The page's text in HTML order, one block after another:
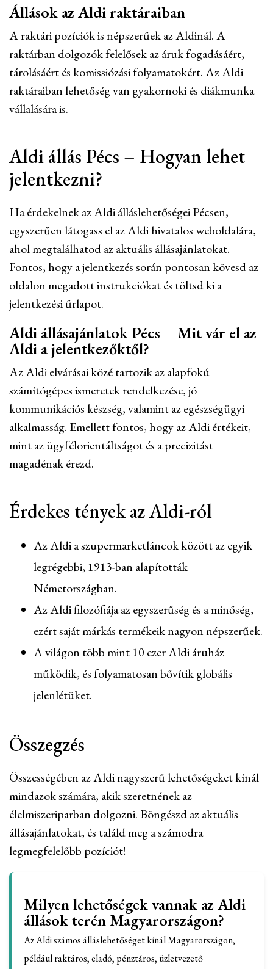
Állások az Aldi raktáraiban
A raktári pozíciók is népszerűek az Aldinál. A
raktárban dolgozók felelősek az áruk fogadásáért,
tárolásáért és komissiózási folyamatokért. Az Aldi
raktáraiban lehetőség van gyakornoki és diákmunka
vállalására is.
Aldi állás Pécs – Hogyan lehet
jelentkezni?
Ha érdekelnek az Aldi álláslehetőségei Pécsen,
egyszerűen látogass el az Aldi hivatalos weboldalára,
ahol megtalálhatod az aktuális állásajánlatokat.
Fontos, hogy a jelentkezés során pontosan kövesd az
oldalon megadott instrukciókat és töltsd ki a
jelentkezési űrlapot.
Aldi állásajánlatok Pécs – Mit vár el az
Aldi a jelentkezőktől?
Az Aldi elvárásai közé tartozik az alapfokú
számítógépes ismeretek rendelkezése, jó
kommunikációs készség, valamint az egészségügyi
alkalmasság. Emellett fontos, hogy az Aldi értékeit,
mint az ügyfélorientáltságot és a precizitást
magadénak érezd.
Érdekes tények az Aldi-ról
Az Aldi a szupermarketláncok között az egyik
legrégebbi, 1913-ban alapították
Németországban.
Az Aldi filozófiája az egyszerűség és a minőség,
ezért saját márkás termékeik nagyon népszerűek.
A világon több mint 10 ezer Aldi áruház
működik, és folyamatosan bővítik globális
jelenlétüket.
Összegzés
Összességében az Aldi nagyszerű lehetőségeket kínál
mindazok számára, akik szeretnének az
élelmiszeriparban dolgozni. Böngészd az aktuális
állásajánlatokat, és találd meg a számodra
legmegfelelőbb pozíciót!
Milyen lehetőségek vannak az Aldi
állások terén Magyarországon?
Az Aldi számos álláslehetőséget kínál Magyarországon,
például raktáros, eladó, pénztáros, üzletvezető